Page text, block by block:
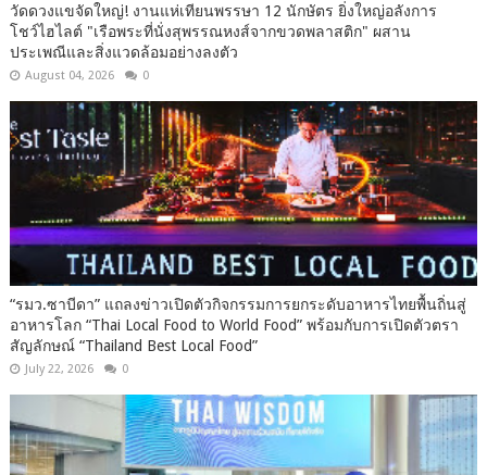
วัดดวงแขจัดใหญ่! งานแห่เทียนพรรษา 12 นักษัตร ยิ่งใหญ่อลังการ
โชว์ไฮไลต์ "เรือพระที่นั่งสุพรรณหงส์จากขวดพลาสติก" ผสาน
ประเพณีและสิ่งแวดล้อมอย่างลงตัว
August 04, 2026 0
“รมว.ซาบีดา” แถลงข่าวเปิดตัวกิจกรรมการยกระดับอาหารไทยพื้นถิ่นสู่
อาหารโลก “Thai Local Food to World Food” พร้อมกับการเปิดตัวตรา
สัญลักษณ์ “Thailand Best Local Food”
July 22, 2026 0